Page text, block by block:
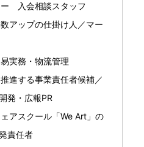
ー 入会相談スタッフ
アップの仕掛け人／マー
実務・物流管理
進する事業責任者候補／
発・広報PR
アスクール「We Art」の
責任者